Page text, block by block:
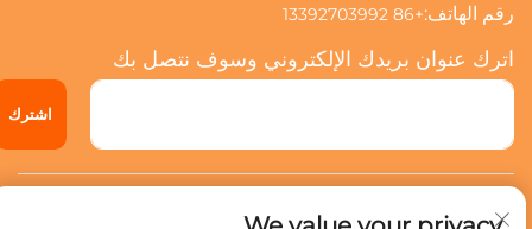
رقم الهاتف:+86 13392703992
اترك عنوان بريدك الإلكتروني وسوف نتصل بك
اشترك
جميع الحقوق محفوظة.سياسة الخصوصية